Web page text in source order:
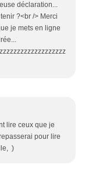
déclaration...
?<br /> Merci
je mets en ligne
lire ceux que je
pour lire
)